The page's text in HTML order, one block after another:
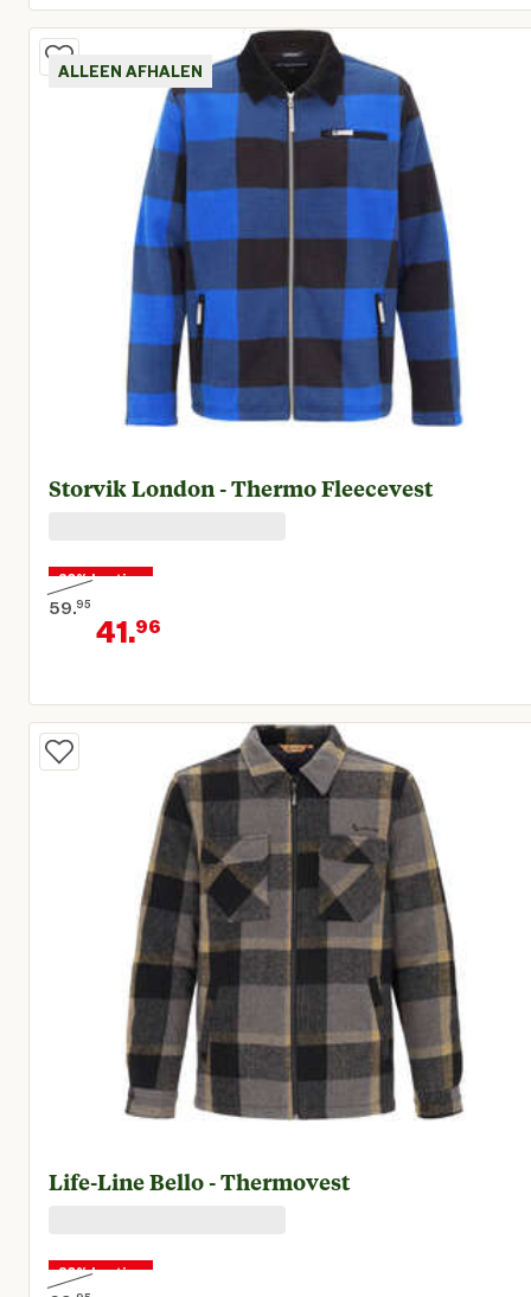
Huidige prijs € 34,96
ALLEEN AFHALEN
Storvik London - Thermo Fleecevest
30% korting
59. 95
Oorspronkelijke prijs € 59,95
41.96
Huidige prijs € 41,96
Life-Line Bello - Thermovest
30% korting